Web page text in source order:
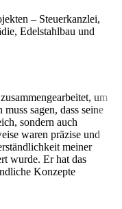
– Steuerkanzlei,
Edelstahlbau und
um
sagen, dass seine
sondern auch
waren präzise und
meiner
wurde. Er hat das
Konzepte